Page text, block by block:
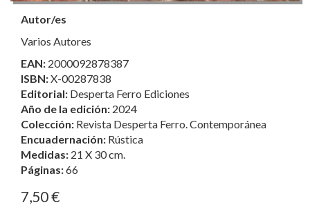
Autor/es
Varios Autores
EAN: 2000092878387
ISBN:X-00287838
Editorial: Desperta Ferro Ediciones
Año de la edición: 2024
Colección: Revista Desperta Ferro. Contemporánea
Encuadernación: Rústica
Medidas: 21 X 30 cm.
Páginas:66
7,50 €